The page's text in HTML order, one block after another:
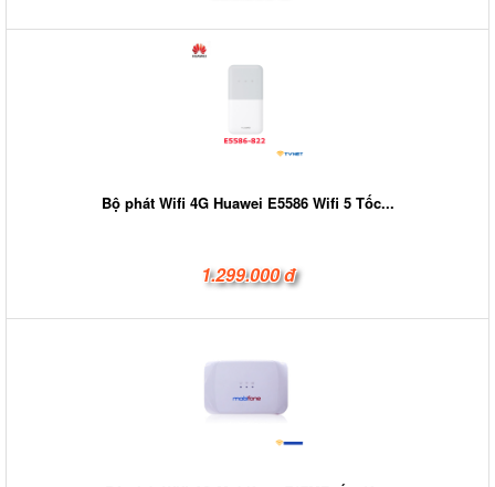
Bộ phát Wifi 4G Huawei E5586 Wifi 5 Tốc...
1.299.000 đ